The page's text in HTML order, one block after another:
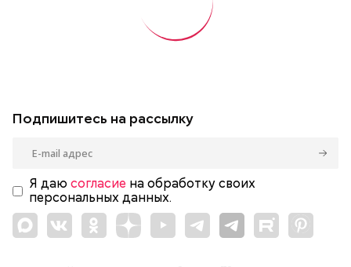
Подпишитесь на рассылку
Я даю согласие на обработку своих
персональных данных.